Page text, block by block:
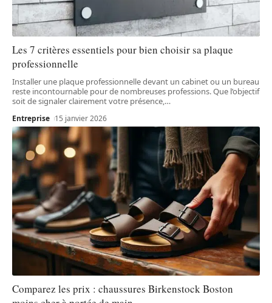
Les 7 critères essentiels pour bien choisir sa plaque
professionnelle
Installer une plaque professionnelle devant un cabinet ou un bureau
reste incontournable pour de nombreuses professions. Que l’objectif
soit de signaler clairement votre présence,…
Entreprise 15 janvier 2026
Comparez les prix : chaussures Birkenstock Boston